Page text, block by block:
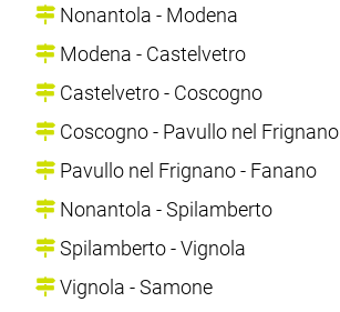
Nonantola - Modena
Modena - Castelvetro
Castelvetro - Coscogno
Coscogno - Pavullo nel Frignano
Pavullo nel Frignano - Fanano
Nonantola - Spilamberto
Spilamberto - Vignola
Vignola - Samone